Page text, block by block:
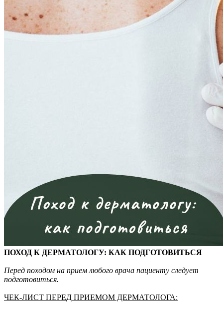
ПОХОД К ДЕРМАТОЛОГУ: КАК ПОДГОТОВИТЬСЯ
Перед походом на прием любого врача пациенту следует
подготовиться.
ЧЕК-ЛИСТ ПЕРЕД ПРИЕМОМ ДЕРМАТОЛОГА: